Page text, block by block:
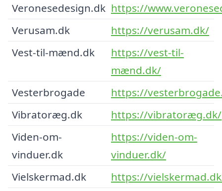
Veronesedesign.dk https://
Verusam.dk
https://verusam.dk/
Vest-til-mænd.dk
https://vest-til-
mænd.dk/
Vesterbrogade
https://
Vibratoræg.dk
https://vibratoræg.dk/
Viden-om-
vinduer.dk
https://viden-om-
vinduer.dk/
Vielskermad.dk
https://